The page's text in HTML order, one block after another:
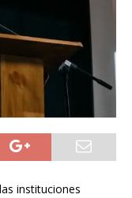
instituciones